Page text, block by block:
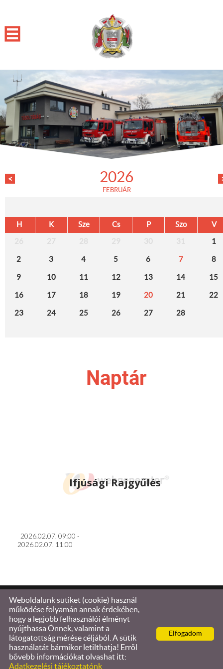
< 2026
FEBRUÁR
H K Sze Cs P Szo V
1
2 3 4 5 6 7 8
9 10 11 12 13 14 15
16 17 18 19 20 21 22
23 24 25 26 27 28
Naptár
Ifjúsági Rajgyűlés
2026.02.07. 09:00 -
2026.02.07. 11:00
© 2026 - Tűzoltóság Kőszeg
Oldal információklAdatkezelési tájékoztatól
Impresszum
Elfogadom
Weboldalunk sütiket (cookie) használ
működése folyamán annak érdekében,
hogy a legjobb felhasználói élményt
nyújthassa Önnek, valamint a
látogatottság mérése céljából. A sütik
használatát bármikor letilthatja! Erről
bővebb információkat olvashat itt:
Adatkezelési tájékoztatónk